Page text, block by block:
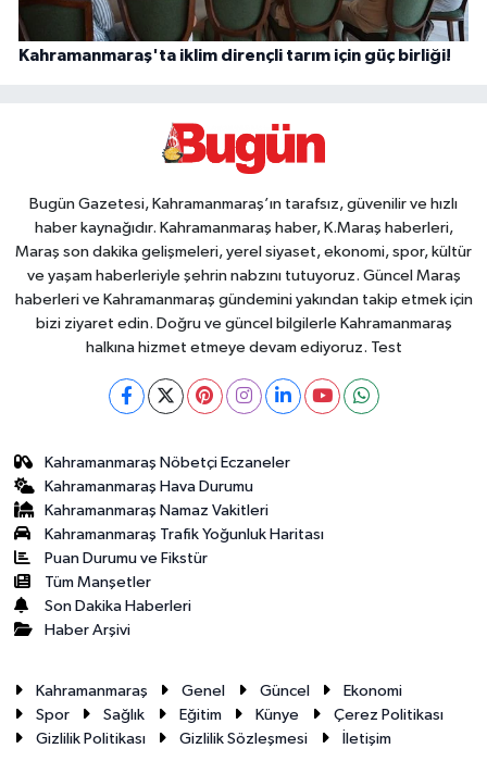
Kahramanmaraş'ta iklim dirençli tarım için güç birliği!
Bugün Gazetesi, Kahramanmaraş’ın tarafsız, güvenilir ve hızlı
haber kaynağıdır. Kahramanmaraş haber, K.Maraş haberleri,
Maraş son dakika gelişmeleri, yerel siyaset, ekonomi, spor, kültür
ve yaşam haberleriyle şehrin nabzını tutuyoruz. Güncel Maraş
haberleri ve Kahramanmaraş gündemini yakından takip etmek için
bizi ziyaret edin. Doğru ve güncel bilgilerle Kahramanmaraş
halkına hizmet etmeye devam ediyoruz. Test
Kahramanmaraş Nöbetçi Eczaneler
Kahramanmaraş Hava Durumu
Kahramanmaraş Namaz Vakitleri
Kahramanmaraş Trafik Yoğunluk Haritası
Puan Durumu ve Fikstür
Tüm Manşetler
Son Dakika Haberleri
Haber Arşivi
Kahramanmaraş Genel Güncel
Ekonomi
Spor
Sağlık Eğitim Künye
Çerez Politikası
Gizlilik Politikası
Gizlilik Sözleşmesi İletişim